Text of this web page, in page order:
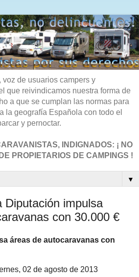
de usuarios campers y
que reivindicamos nuestra forma de
a que se cumplan las normas para
la geografía Española con todo el
y pernoctar.
INDIGNADOS: ¡ NO
PROPIETARIOS DE CAMPINGS !
▼
Diputación impulsa
con 30.000 €
áreas de autocaravanas con
02 de agosto de 2013